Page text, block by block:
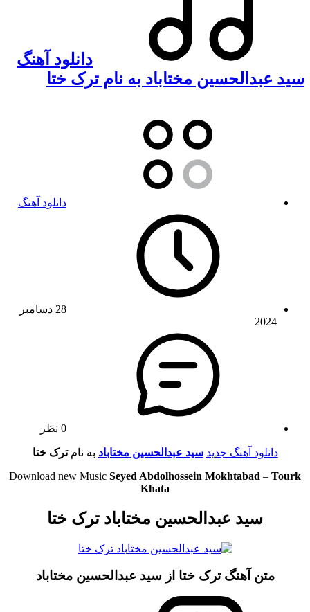
دانلود آهنگ
سید عبدالحسین مختاباد به نام ترک ختا
دانلود آهنگ
28 دسامبر
2024
دانلود آهنگ جدید سید عبدالحسین مختاباد به نامترک ختا
Download new Music Seyed Abdolhossein Mokhtabad – Tourk
Khata
سید عبدالحسین مختاباد ترک ختا
متن آهنگ ترک ختا از سید عبدالحسین مختاباد